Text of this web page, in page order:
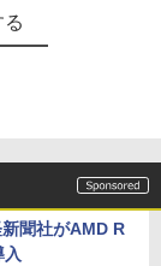
聞社がAMD R